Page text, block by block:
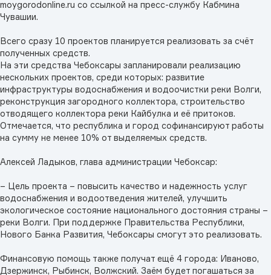
moygorodonline.ru со ссылкой на пресс-службу Кабмина
Чувашии.
Всего сразу 10 проектов планируется реализовать за счёт
полученных средств.
На эти средства Чебоксары запланировали реализацию
нескольких проектов, среди которых: развитие
инфраструктуры водоснабжения и водоочистки реки Волги,
реконструкция загородного коллектора, строительство
отводящего коллектора реки Кайбулка и её притоков.
Отмечается, что республика и город софинансируют работы
на сумму не менее 10% от выделяемых средств.
Алексей Ладыков, глава администрации Чебоксар:
– Цель проекта – повысить качество и надежность услуг
водоснабжения и водоотведения жителей, улучшить
экологическое состояние национального достояния страны –
реки Волги. При поддержке Правительства Республики,
Нового Банка Развития, Чебоксары смогут это реализовать.
Финансовую помощь также получат ещё 4 города: Иваново,
Дзержинск, Рыбинск, Волжский. Заём будет погашаться за